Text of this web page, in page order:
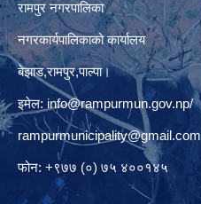
रामपुर नगरपालिका
नगरकार्यपालिकाको कार्यालय
बेझाड,रामपुर,पाल्पा।
इमेल: info@rampurmun.gov.np/
rampurmunicipality@gmail.com
फोन: +९७७ (०) ७५ ४००१४५